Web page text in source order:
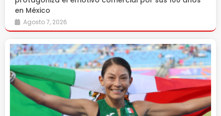
en México
Agosto 7, 2026